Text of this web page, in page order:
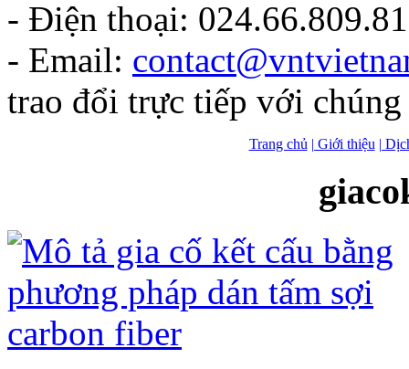
- Điện thoại:
- Email:
trao đổi trực tiếp với
Trang chủ | Giới thiệu |